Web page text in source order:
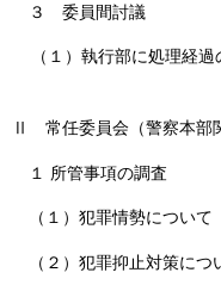
３ 委員間討議
（１）執行部に処理経
Ⅱ 常任委員会（警察本部
１ 所管事項の調査
（１）犯罪情勢について
（２）犯罪抑止対策につ